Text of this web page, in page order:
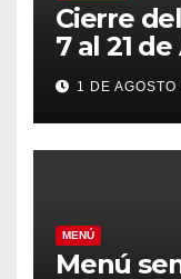
Cierre
7 al 21
1 DE
MENÚ
Menú